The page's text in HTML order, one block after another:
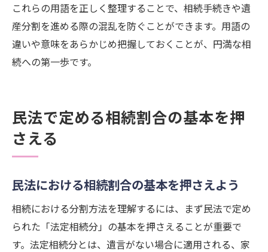
これらの用語を正しく整理することで、相続手続きや遺
産分割を進める際の混乱を防ぐことができます。用語の
違いや意味をあらかじめ把握しておくことが、円満な相
続への第一歩です。
民法で定める相続割合の基本を押
さえる
民法における相続割合の基本を押さえよう
相続における分割方法を理解するには、まず民法で定め
られた「法定相続分」の基本を押さえることが重要で
す。法定相続分とは、遺言がない場合に適用される、家